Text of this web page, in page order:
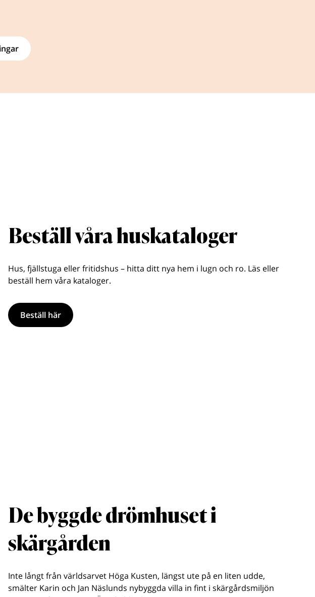
Beställ våra huskataloger
Hus, fjällstuga eller fritidshus – hitta ditt nya hem i lugn och ro. Läs eller
beställ hem våra kataloger.
Beställ här
De byggde drömhuset i
skärgården
Inte långt från världsarvet Höga Kusten, längst ute på en liten udde,
smälter Karin och Jan Näslunds nybyggda villa in fint i skärgårdsmiljön